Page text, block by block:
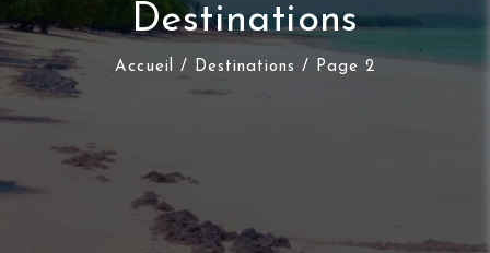
Destinations
Accueil / Destinations / Page 2